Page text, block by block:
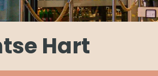
Hart